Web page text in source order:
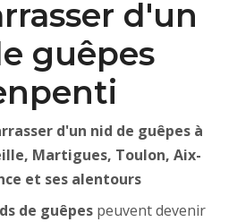
d'un
guêpes
d'un nid de guêpes à
Martigues, Toulon, Aix-
et ses alentours
de guêpes peuvent devenir